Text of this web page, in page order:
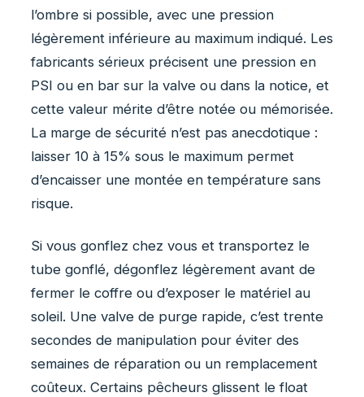
l’ombre si possible, avec une pression
légèrement inférieure au maximum indiqué. Les
fabricants sérieux précisent une pression en
PSI ou en bar sur la valve ou dans la notice, et
cette valeur mérite d’être notée ou mémorisée.
La marge de sécurité n’est pas anecdotique :
laisser 10 à 15% sous le maximum permet
d’encaisser une montée en température sans
risque.
Si vous gonflez chez vous et transportez le
tube gonflé, dégonflez légèrement avant de
fermer le coffre ou d’exposer le matériel au
soleil. Une valve de purge rapide, c’est trente
secondes de manipulation pour éviter des
semaines de réparation ou un remplacement
coûteux. Certains pêcheurs glissent le float